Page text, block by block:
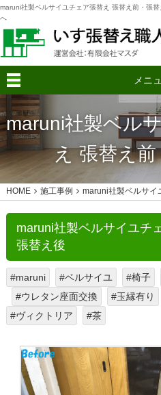
maruni社製ベルサイユチェア張替え 張替え前・張
へ
メニ
maruni社製ベル
え 張替え前
HOME 施工事例 maruni社製ベルサイ
maruni社製ベルサイユチ
張替え後
#maruni #ベルサイユ #椅子
#ウレタン座面交換
#玉縁有り
#ヴィクトリア
#茶